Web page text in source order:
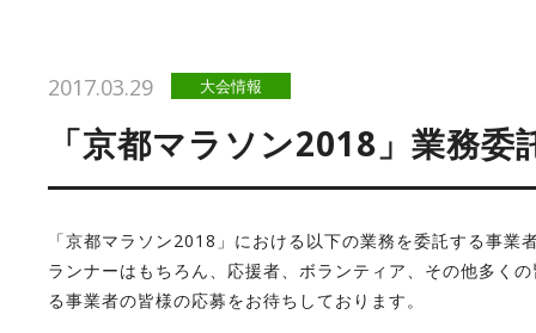
2017.03.29 大会情報
「京都マラソン2018」業務
「京都マラソン2018」における以下の業務を委託する事
ランナーはもちろん、応援者、ボランティア、その他多く
る事業者の皆様の応募をお待ちしております。